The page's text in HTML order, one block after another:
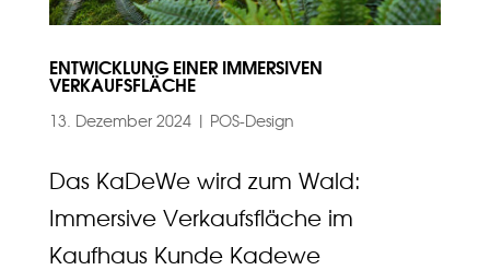
ENTWICKLUNG EINER IMMERSIVEN
VERKAUFSFLÄCHE
13. Dezember 2024| POS-Design
Das KaDeWe wird zum Wald:
Immersive Verkaufsfläche im
Kaufhaus Kunde Kadewe